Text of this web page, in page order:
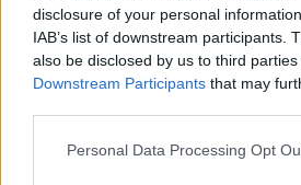
disclosure of your personal
IAB’s list of downstream participants.
also be disclosed by us to third
Downstream Participants that may
Please note that this website/app
Personal Data Processing Opt
Έπειτα από το παραπάνω ο
διαπιστώσει ότι στους
με τις επιλογές
και πεζή),η Google έχει
τα ταξί.